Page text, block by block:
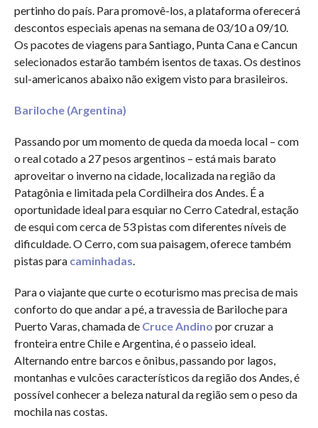
pertinho do país. Para promovê-los, a plataforma oferecerá
descontos especiais apenas na semana de 03/10 a 09/10.
Os pacotes de viagens para Santiago, Punta Cana e Cancun
selecionados estarão também isentos de taxas. Os destinos
sul-americanos abaixo não exigem visto para brasileiros.
Bariloche (Argentina)
Passando por um momento de queda da moeda local – com
o real cotado a 27 pesos argentinos – está mais barato
aproveitar o inverno na cidade, localizada na região da
Patagônia e limitada pela Cordilheira dos Andes. É a
oportunidade ideal para esquiar no Cerro Catedral, estação
de esqui com cerca de 53 pistas com diferentes níveis de
dificuldade. O Cerro, com sua paisagem, oferece também
pistas para caminhadas.
Para o viajante que curte o ecoturismo mas precisa de mais
conforto do que andar a pé, a travessia de Bariloche para
Puerto Varas, chamada de Cruce Andino por cruzar a
fronteira entre Chile e Argentina, é o passeio ideal.
Alternando entre barcos e ônibus, passando por lagos,
montanhas e vulcões característicos da região dos Andes, é
possível conhecer a beleza natural da região sem o peso da
mochila nas costas.